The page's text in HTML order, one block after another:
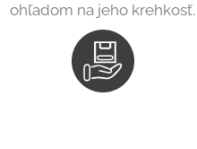
ohľadom na jeho krehkosť.